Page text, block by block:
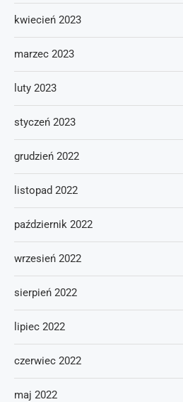
kwiecień 2023
marzec 2023
luty 2023
styczeń 2023
grudzień 2022
listopad 2022
październik 2022
wrzesień 2022
sierpień 2022
lipiec 2022
czerwiec 2022
maj 2022